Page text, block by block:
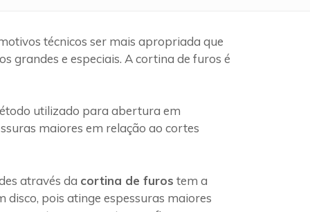
técnicos ser mais apropriada que
grandes e especiais. A cortina de furos é
utilizado para abertura em
maiores em relação ao cortes
através da cortina de furos tem a
pois atinge espessuras maiores